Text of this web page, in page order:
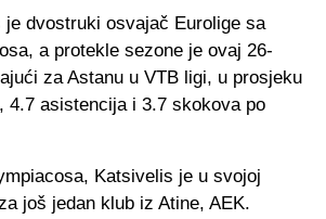
dvostruki osvajač Eurolige sa
a protekle sezone je ovaj 26-
za Astanu u VTB ligi, u prosjeku
4.7 asistencija i 3.7 skokova po
Katsivelis je u svojoj
još jedan klub iz Atine, AEK.